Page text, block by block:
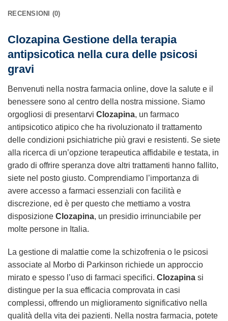
RECENSIONI (0)
Clozapina Gestione della terapia
antipsicotica nella cura delle psicosi
gravi
Benvenuti nella nostra farmacia online, dove la salute e il
benessere sono al centro della nostra missione. Siamo
orgogliosi di presentarvi Clozapina, un farmaco
antipsicotico atipico che ha rivoluzionato il trattamento
delle condizioni psichiatriche più gravi e resistenti. Se siete
alla ricerca di un’opzione terapeutica affidabile e testata, in
grado di offrire speranza dove altri trattamenti hanno fallito,
siete nel posto giusto. Comprendiamo l’importanza di
avere accesso a farmaci essenziali con facilità e
discrezione, ed è per questo che mettiamo a vostra
disposizione Clozapina, un presidio irrinunciabile per
molte persone in Italia.
La gestione di malattie come la schizofrenia o le psicosi
associate al Morbo di Parkinson richiede un approccio
mirato e spesso l’uso di farmaci specifici. Clozapina si
distingue per la sua efficacia comprovata in casi
complessi, offrendo un miglioramento significativo nella
qualità della vita dei pazienti. Nella nostra farmacia, potete